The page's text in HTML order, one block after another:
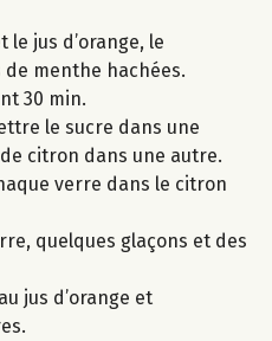
jus d’orange, le
menthe hachées.
30 min.
le sucre dans une
citron dans une autre.
verre dans le citron
quelques glaçons et des
jus d’orange et